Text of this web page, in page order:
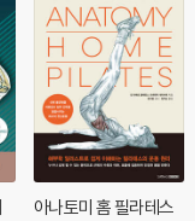
아나토미 홈 필라테스